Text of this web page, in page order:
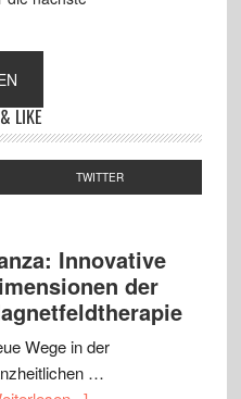
LIKE
TWITTER
Innovative
der
Wege in der
…